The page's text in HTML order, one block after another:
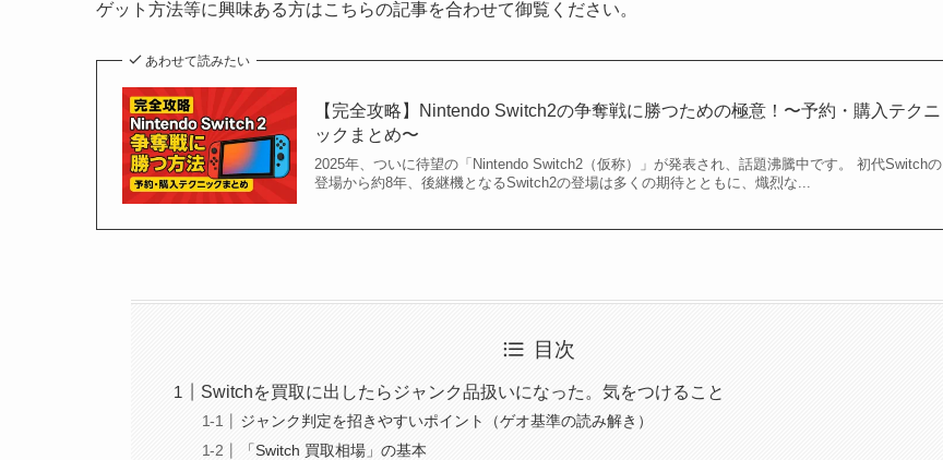
ゲット方法等に興味ある方はこちらの記事を合わせて御覧ください。
あわせて読みたい
【完全攻略】Nintendo Switch2の争奪戦に勝つための極意！〜予約・購入テクニ
ックまとめ〜
2025年、ついに待望の「Nintendo Switch2（仮称）」が発表され、話題沸騰中です。 初代Switchの
登場から約8年、後継機となるSwitch2の登場は多くの期待とともに、熾烈な...
目次
Switchを買取に出したらジャンク品扱いになった。気をつけること
ジャンク判定を招きやすいポイント（ゲオ基準の読み解き）
「Switch 買取相場」の基本